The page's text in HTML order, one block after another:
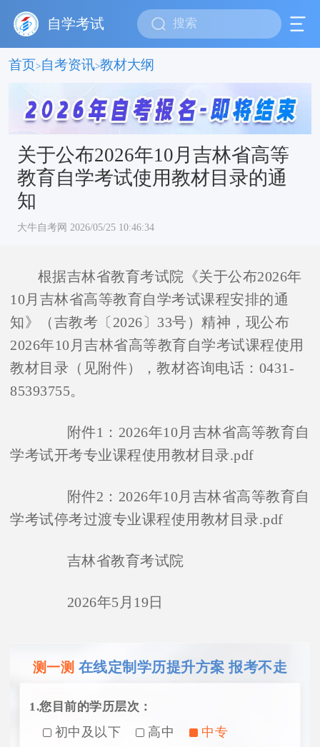
自学考试
首页>自考资讯>教材大纲
关于公布2026年10月吉林省高等
教育自学考试使用教材目录的通
知
大牛自考网 2026/05/25 10:46:34
根据吉林省教育考试院《关于公布2026年
10月吉林省高等教育自学考试课程安排的通
知》（吉教考〔2026〕33号）精神，现公布
2026年10月吉林省高等教育自学考试课程使用
教材目录（见附件），教材咨询电话：0431-
85393755。
附件1：2026年10月吉林省高等教育自
学考试开考专业课程使用教材目录.pdf
附件2：2026年10月吉林省高等教育自
学考试停考过渡专业课程使用教材目录.pdf
吉林省教育考试院
2026年5月19日
测一测 在线定制学历提升方案 报考不走
1.您目前的学历层次：
初中及以下 高中
中专